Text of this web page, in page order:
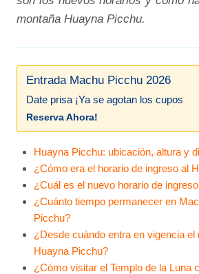
montaña Huayna Picchu.
Entrada Machu Picchu 2026
Date prisa ¡Ya se agotan los cupos
Reserva Ahora!
Huayna Picchu: ubicación, altura y
¿Cómo era el horario de ingreso al
¿Cuál es el nuevo horario de
¿Cuánto tiempo permanecer en
Picchu?
¿Desde cuándo entra en vigencia el
Huayna Picchu?
¿Cómo visitar el Templo de la Luna